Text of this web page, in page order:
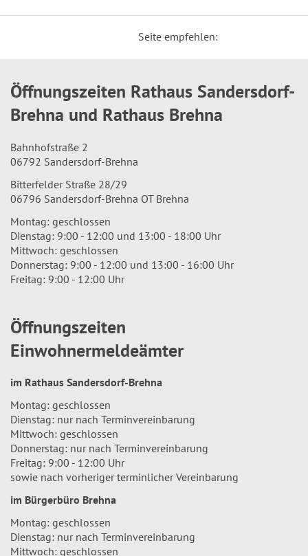
Seite empfehlen:
Öffnungszeiten Rathaus Sandersdorf-
Brehna und Rathaus Brehna
Bahnhofstraße 2
06792 Sandersdorf-Brehna
Bitterfelder Straße 28/29
06796 Sandersdorf-Brehna OT Brehna
Montag: geschlossen
Dienstag: 9:00 - 12:00 und 13:00 - 18:00 Uhr
Mittwoch: geschlossen
Donnerstag: 9:00 - 12:00 und 13:00 - 16:00 Uhr
Freitag: 9:00 - 12:00 Uhr
Öffnungszeiten
Einwohnermeldeämter
im Rathaus Sandersdorf-Brehna
Montag: geschlossen
Dienstag: nur nach Terminvereinbarung
Mittwoch: geschlossen
Donnerstag: nur nach Terminvereinbarung
Freitag: 9:00 - 12:00 Uhr
sowie nach vorheriger terminlicher Vereinbarung
im Bürgerbüro Brehna
Montag: geschlossen
Dienstag: nur nach Terminvereinbarung
Mittwoch: geschlossen